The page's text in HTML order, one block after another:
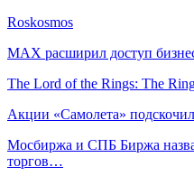
Roskosmos
MAX расширил доступ
The Lord of the Rings: The
Акции «Самолета»
Мосбиржа и СПБ Биржа
торгов…